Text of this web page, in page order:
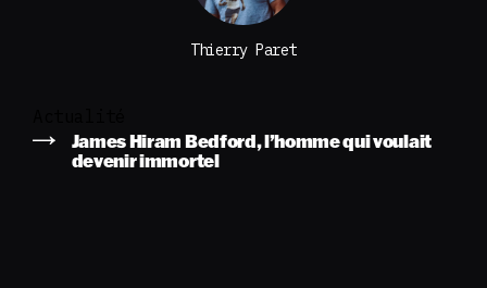
Thierry Paret
James Hiram Bedford, l’homme qui voulait
devenir immortel